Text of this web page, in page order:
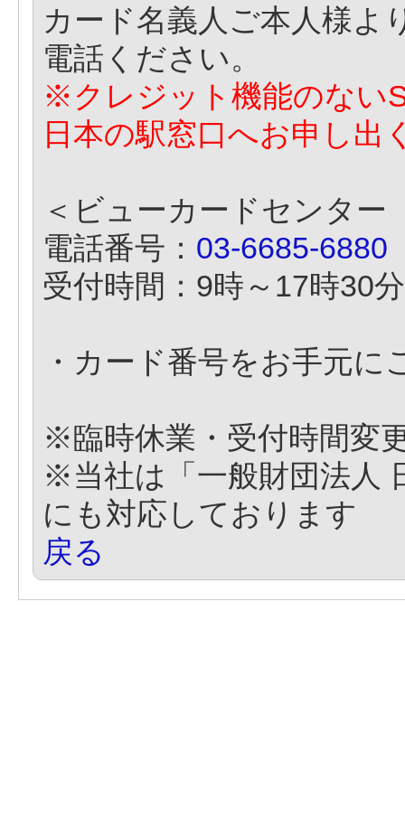
カード名義人ご本人様よ
電話ください。
※クレジット機能のない
日本の駅窓口へお申し出
＜ビューカードセンター
電話番号： 03-6685-6880
受付時間：9時～17時30分
・カード番号をお手元に
※臨時休業・受付時間変
※当社は「一般財団法人
にも対応しております
戻る